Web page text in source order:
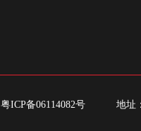
粤ICP备06114082号 地址：广